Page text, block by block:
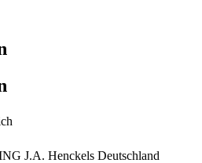
J.A. Henckels Deutschland